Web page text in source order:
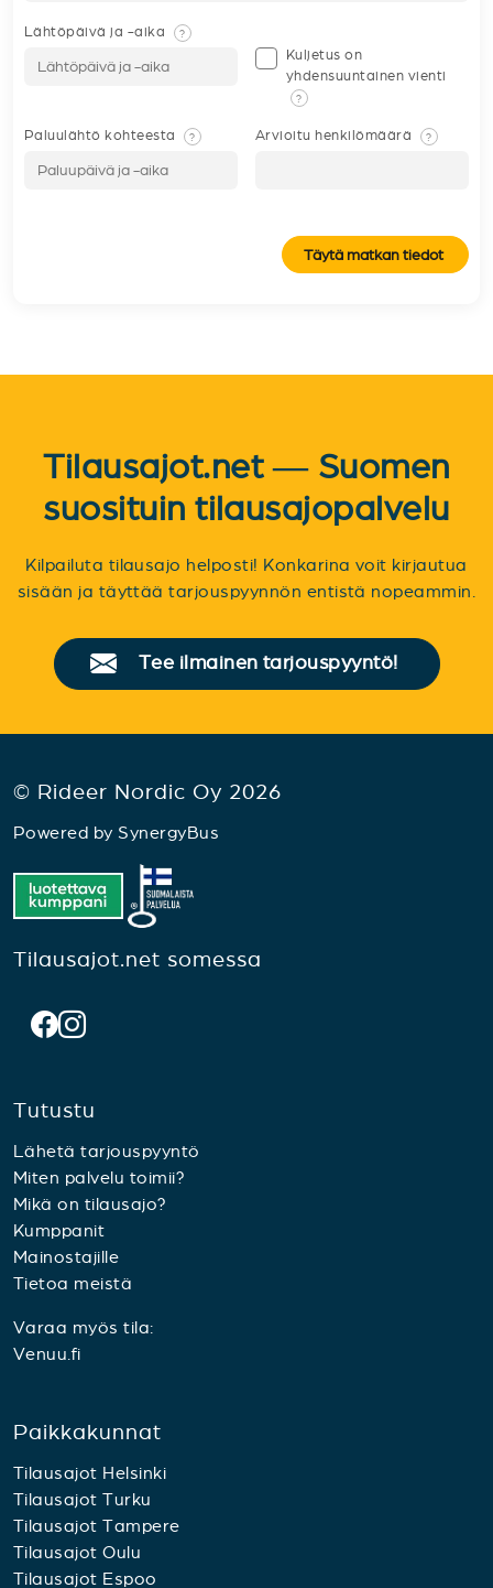
Lähtöpäivä ja -aika ?
Kuljetus on
yhdensuuntainen vienti
?
Paluulähtö kohteesta ? Arvioitu henkilömäärä ?
Täytä matkan tiedot
Tilausajot.net — Suomen
suosituin tilausajopalvelu
Kilpailuta tilausajo helposti! Konkarina voit kirjautua
sisään ja täyttää tarjouspyynnön entistä nopeammin.
Tee ilmainen tarjouspyyntö!
© Rideer Nordic Oy 2026
Powered by SynergyBus
Tilausajot.net somessa
Tutustu
Lähetä tarjouspyyntö
Miten palvelu toimii?
Mikä on tilausajo?
Kumppanit
Mainostajille
Tietoa meistä
Varaa myös tila:
Venuu.fi
Paikkakunnat
Tilausajot Helsinki
Tilausajot Turku
Tilausajot Tampere
Tilausajot Oulu
Tilausajot Espoo